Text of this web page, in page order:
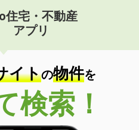
住宅・不動産
アプリ
イトの物件を
検索！